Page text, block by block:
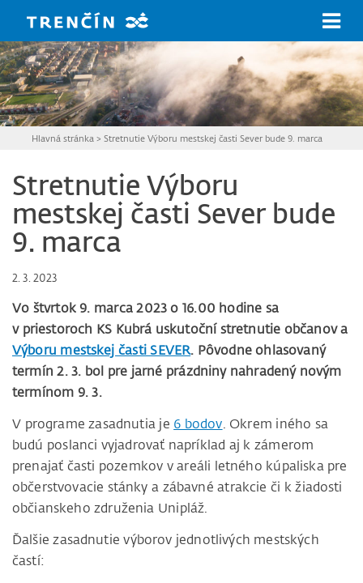
Hlavná stránka > Stretnutie Výboru mestskej časti Sever bude 9. marca
Stretnutie Výboru
mestskej časti Sever bude
9. marca
2. 3. 2023
Vo štvrtok 9. marca 2023 o 16.00 hodine sa
v priestoroch KS Kubrá uskutoční stretnutie občanov a
Výboru mestskej časti SEVER. Pôvodne ohlasovaný
termín 2. 3. bol pre jarné prázdniny nahradený novým
termínom 9. 3.
V programe zasadnutia je 6 bodov. Okrem iného sa
budú poslanci vyjadrovať napríklad aj k zámerom
prenajať časti pozemkov v areáli letného kúpaliska pre
občerstvovacie stánky a zábavné atrakcie či k žiadosti
občianskeho združenia Unipláž.
Ďalšie zasadnutie výborov jednotlivých mestských
častí: